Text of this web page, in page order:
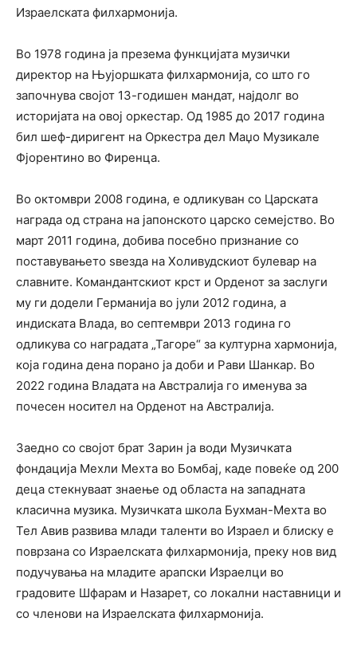
Израелската филхармонија.
Во 1978 година ја презема функцијата музички
директор на Њујоршката филхармонија, со што го
започнува својот 13-годишен мандат, најдолг во
историјата на овој оркестар. Од 1985 до 2017 година
бил шеф-диригент на Оркестра дел Маџо Музикале
Фјорентино во Фиренца.
Во октомври 2008 година, е одликуван со Царската
награда од страна на јапонското царско семејство. Во
март 2011 година, добива посебно признание со
поставувањето ѕвезда на Холивудскиот булевар на
славните. Командантскиот крст и Орденот за заслуги
му ги додели Германија во јули 2012 година, а
индиската Влада, во септември 2013 година го
одликува со наградата „Тагоре“ за културна хармонија,
која година дена порано ја доби и Рави Шанкар. Во
2022 година Владата на Австралија го именува за
почесен носител на Орденот на Австралија.
Заедно со својот брат Зарин ја води Музичката
фондација Мехли Мехта во Бомбај, каде повеќе од 200
децa стекнуваат знаење од областа на западната
класична музика. Музичката школа Бухман-Мехта во
Тел Авив развива млади таленти во Израел и блиску е
поврзана со Израелската филхармонија, преку нов вид
подучувања на младите арапски Израелци во
градовите Шфарам и Назарет, со локални наставници и
со членови на Израелската филхармонија.